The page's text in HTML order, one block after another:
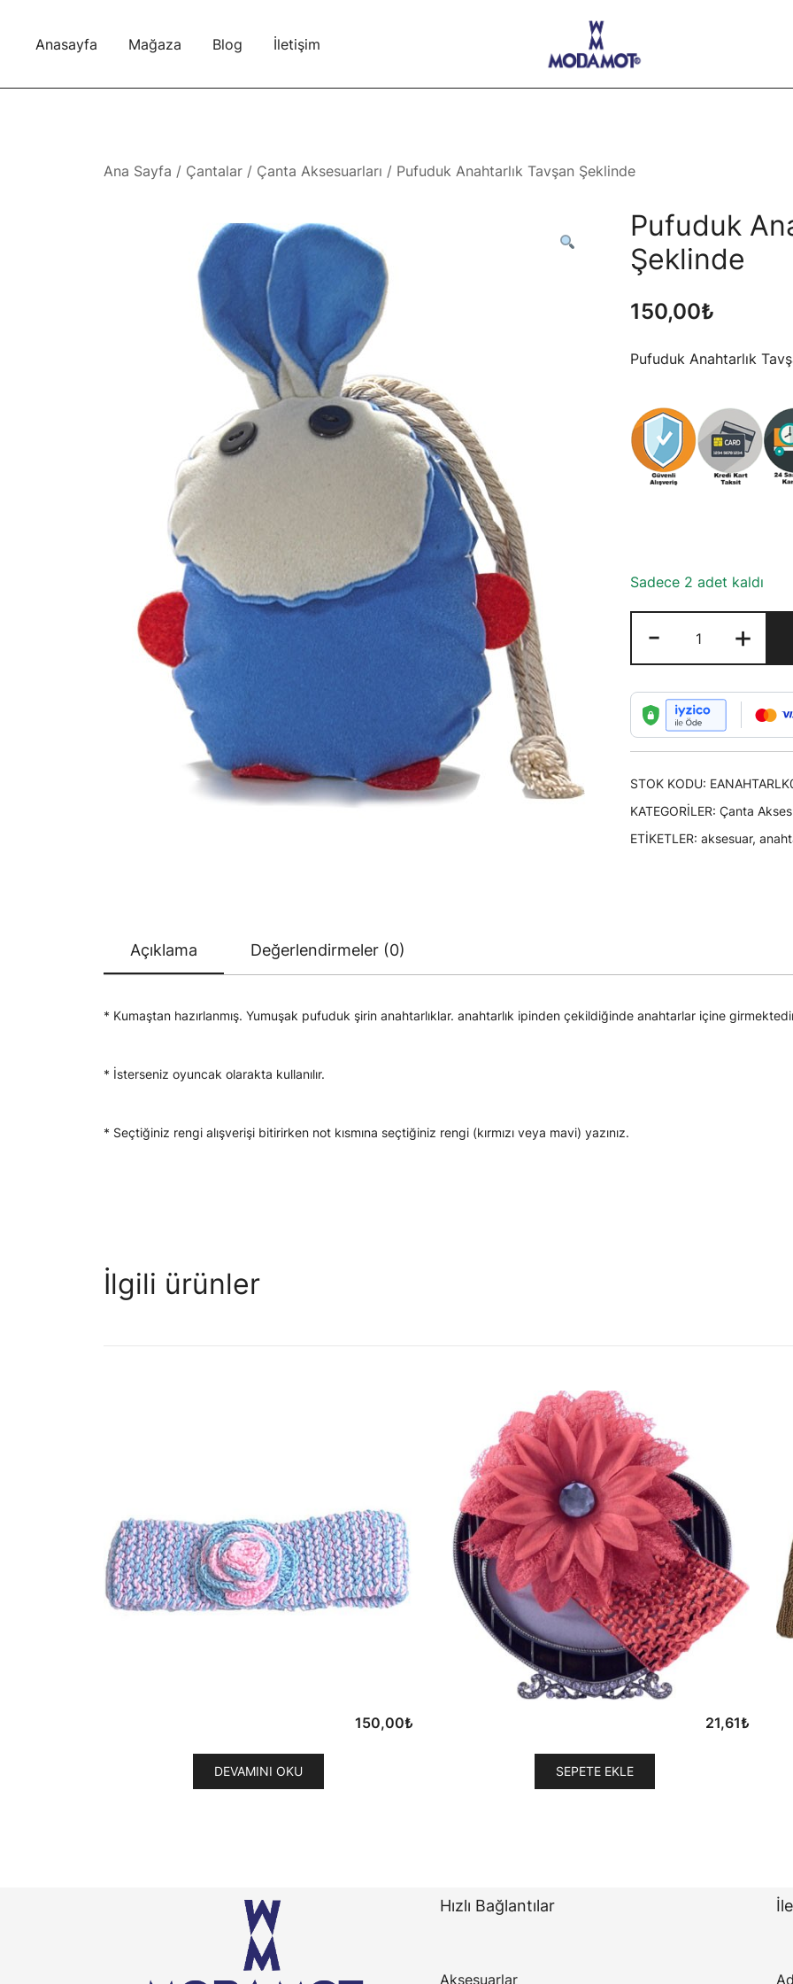
Anasayfa Mağaza Blog İletişim
Modamot E-Ticaret
Ana Sayfa / Çantalar / Çanta Aksesuarları / Pufuduk Anahtarlık Tavşan Şeklinde
Pufuduk
Şeklinde
150,00₺
Pufuduk Anahtarlık
Sadece 2 adet kaldı
-
Anahtarlık
Tavşan
Şeklinde
adet
+
STOK KODU:
KATEGORILER: Çanta
ETIKETLER: aksesuar,
Açıklama Değerlendirmeler (0)
* Kumaştan hazırlanmış. Yumuşak pufuduk şirin anahtarlıklar. anahtarlık ipinden çekildiğinde anahtarlar içine
* İsterseniz oyuncak olarakta kullanılır.
* Seçtiğiniz rengi alışverişi bitirirken not kısmına seçtiğiniz rengi (kırmızı veya mavi) yazınız.
İlgili ürünler
150,00₺
DEVAMINI OKU
21,61₺
SEPETE EKLE
Hızlı Bağlantılar
Aksesuarlar